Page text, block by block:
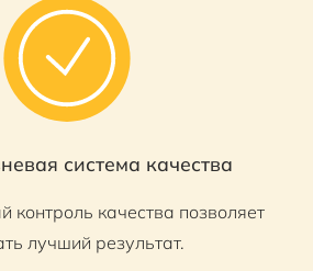
система качества
контроль качества позволяет
лучший результат.